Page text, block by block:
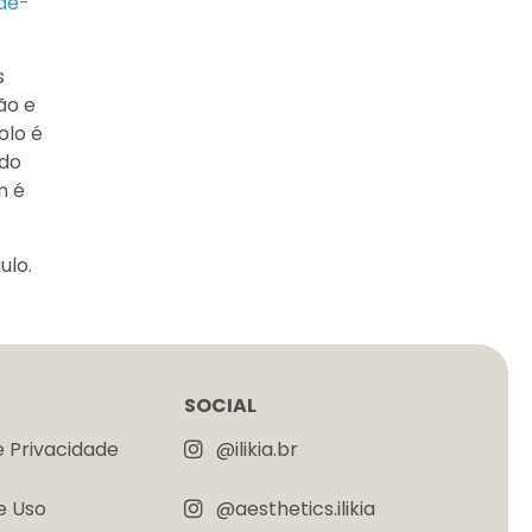
e
é
é
Privacidade
Uso
SOCIAL
@ilikia.br
@aesthetics.ilikia